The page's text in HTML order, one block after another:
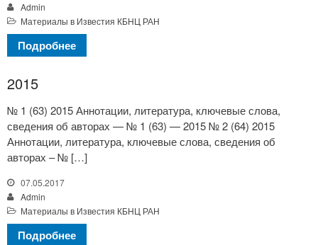
Admin
Материалы в Известия КБНЦ РАН
Подробнее
2015
№ 1 (63) 2015 Аннотации, литература, ключевые слова,
сведения об авторах — № 1 (63) — 2015 № 2 (64) 2015
Аннотации, литература, ключевые слова, сведения об
авторах – № […]
07.05.2017
Admin
Материалы в Известия КБНЦ РАН
Подробнее